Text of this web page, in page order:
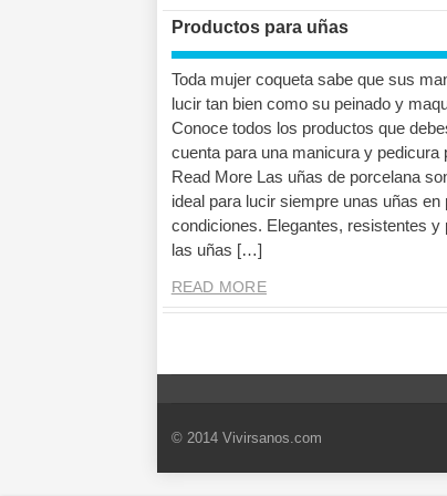
Productos para uñas
Toda mujer coqueta sabe que sus
lucir tan bien como su peinado y
Conoce todos los productos que
cuenta para una manicura y pedicura
Read More Las uñas de porcelana
ideal para lucir siempre unas uñas en
condiciones. Elegantes, resistentes y
las uñas […]
READ MORE
© 2014 Vivirsanos.com